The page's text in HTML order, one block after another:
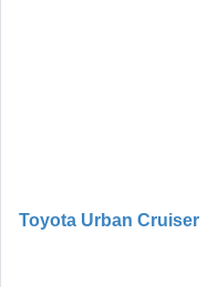
Toyota Urban Cruiser